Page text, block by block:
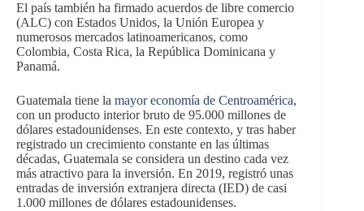
El país también ha firmado acuerdos de libre comercio
(ALC) con Estados Unidos, la Unión Europea y
numerosos mercados latinoamericanos, como
Colombia, Costa Rica, la República Dominicana y
Panamá.
Guatemala tiene la mayor economía de Centroamérica,
con un producto interior bruto de 95.000 millones de
dólares estadounidenses. En este contexto, y tras haber
registrado un crecimiento constante en las últimas
décadas, Guatemala se considera un destino cada vez
más atractivo para la inversión. En 2019, registró unas
entradas de inversión extranjera directa (IED) de casi
1.000 millones de dólares estadounidenses.